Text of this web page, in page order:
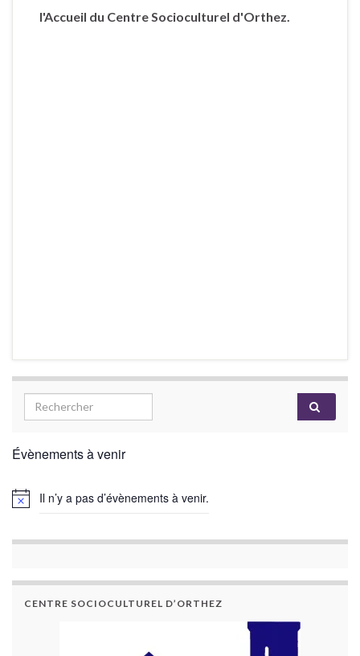
l'Accueil du Centre Socioculturel d'Orthez.
Évènements à venir
Il n’y a pas d’évènements à venir.
CENTRE SOCIOCULTUREL D’ORTHEZ